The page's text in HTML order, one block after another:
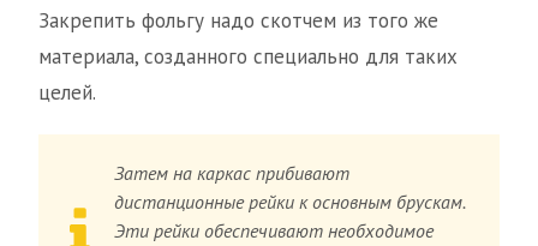
Закрепить фольгу надо скотчем из того же
материала, созданного специально для таких
целей.
Затем на каркас прибивают
дистанционные рейки к основным брускам.
Эти рейки обеспечивают необходимое